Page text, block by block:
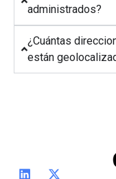
administrados?
¿Cuántas
están